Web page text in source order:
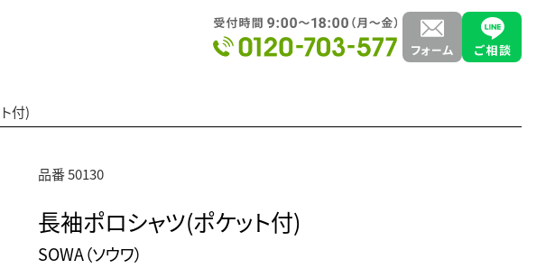
付)
品番 50130
長袖ポロシャツ(ポケット付)
SOWA（ソウワ）